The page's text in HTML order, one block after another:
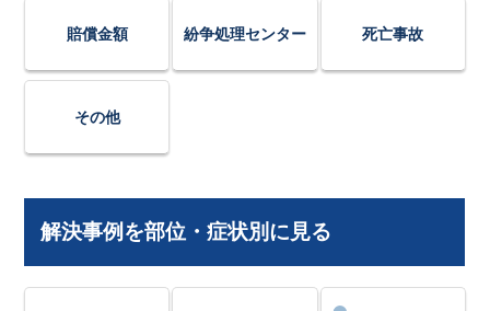
賠償金額 紛争処理センター 死亡事故
その他
解決事例を部位・症状別に見る